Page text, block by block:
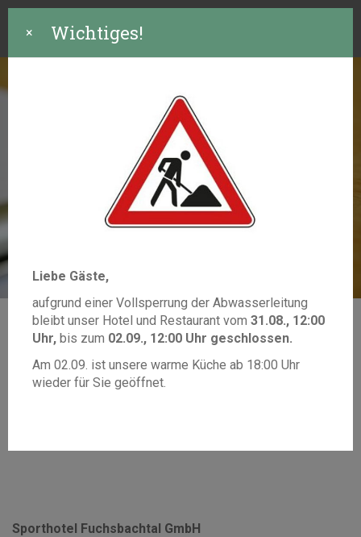
Impressum
Sporthotel Fuchsbachtal GmbH
× Wichtiges!
Liebe Gäste,
aufgrund einer Vollsperrung der Abwasserleitung
bleibt unser Hotel und Restaurant vom 31.08., 12:00
Uhr, bis zum 02.09., 12:00 Uhr geschlossen.
Am 02.09. ist unsere warme Küche ab 18:00 Uhr
wieder für Sie geöffnet.